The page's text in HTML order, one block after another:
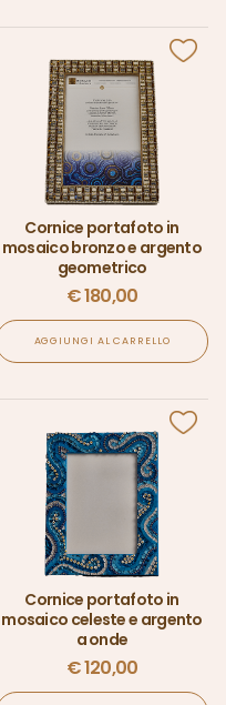
Cornice portafoto in
mosaico bronzo e argento
geometrico
€180,00
AGGIUNGI AL CARRELLO
Cornice portafoto in
mosaico celeste e argento
a onde
€120,00